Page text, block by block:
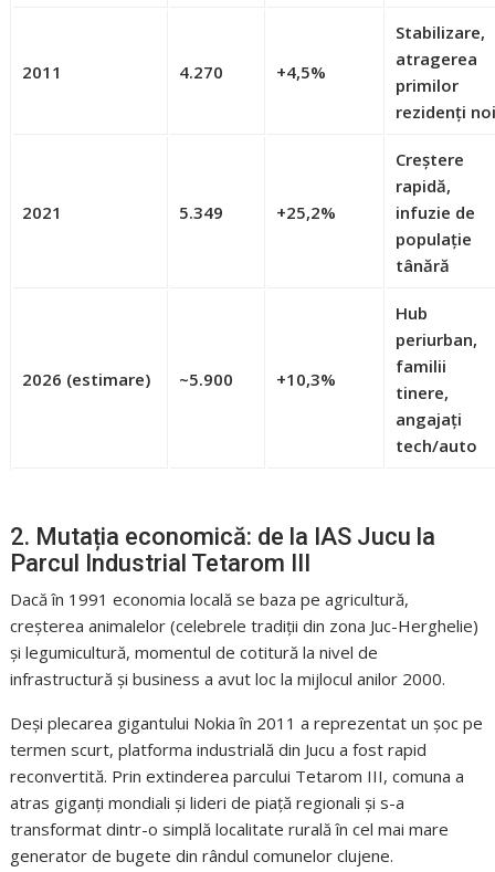
2011 4.270 +4,5%
Stabilizare,
atragerea
primilor
rezidenți
2021 5.349 +25,2%
Creștere
rapidă,
infuzie de
populație
tânără
2026 (estimare) ~5.900 +10,3%
Hub
periurban,
familii
tinere,
angajați
tech/auto
2. Mutația economică: de la IAS Jucu la
Parcul Industrial Tetarom III
Dacă în 1991 economia locală se baza pe agricultură,
creșterea animalelor (celebrele tradiții din zona Juc-Herghelie)
și legumicultură, momentul de cotitură la nivel de
infrastructură și business a avut loc la mijlocul anilor 2000.
Deși plecarea gigantului Nokia în 2011 a reprezentat un șoc pe
termen scurt, platforma industrială din Jucu a fost rapid
reconvertită. Prin extinderea parcului Tetarom III, comuna a
atras giganți mondiali și lideri de piață regionali și s-a
transformat dintr-o simplă localitate rurală în cel mai mare
generator de bugete din rândul comunelor clujene.